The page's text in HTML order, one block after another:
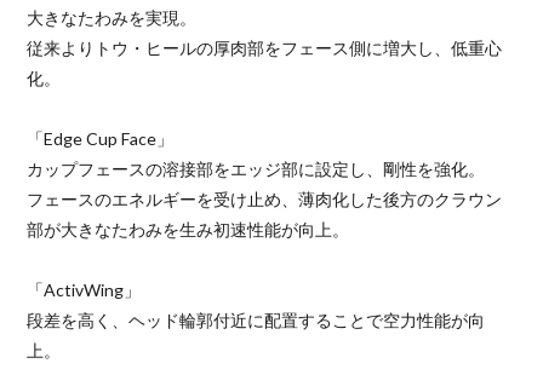
大きなたわみを実現。
従来よりトウ・ヒールの厚肉部をフェース側に増大し、低重心
化。
「Edge Cup Face」
カップフェースの溶接部をエッジ部に設定し、剛性を強化。
フェースのエネルギーを受け止め、薄肉化した後方のクラウン
部が大きなたわみを生み初速性能が向上。
「ActivWing」
段差を高く、ヘッド輪郭付近に配置することで空力性能が向
上。